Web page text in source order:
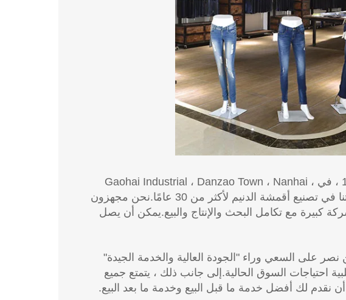
تأسست شركة Weilong Textile CO. ، LTD في عام 1984 ، في Gaohai Industrial ، Danzao Town ، Nanhai ،
Foshan ، Guangdong بمساحة 35000㎡.تخصصت شركتنا في تصنيع أقمشة الدنيم لأكثر من 30 عامًا.نحن مجهزون
كبيرة مع تكامل البحث والإنتاج والبيع.يمكن أن يصل
نصر على السعي وراء "الجودة العالية والخدمة الجيدة"
احتياجات السوق الحالية.إلى جانب ذلك ، يتمتع جميع